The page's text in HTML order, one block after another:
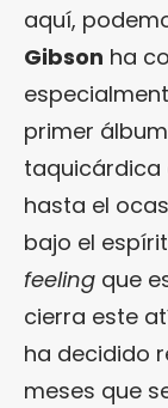
aquí,
Gibson ha
primer
taquicárdica
hasta el
bajo el
feeling que
cierra este
ha decidido
meses que